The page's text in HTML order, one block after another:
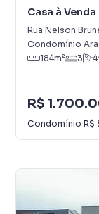
Casa à
Alexandre
Rua Nelson
Condomínio
184m² 3 4
R$
Condomínio R$